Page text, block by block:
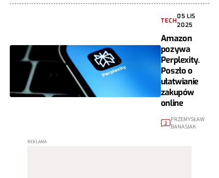
TECH
05 LIS
2025
Amazon
pozywa
Perplexity.
Poszło o
ułatwianie
zakupów
online
2 PRZEMYSŁAW
BANASIAK